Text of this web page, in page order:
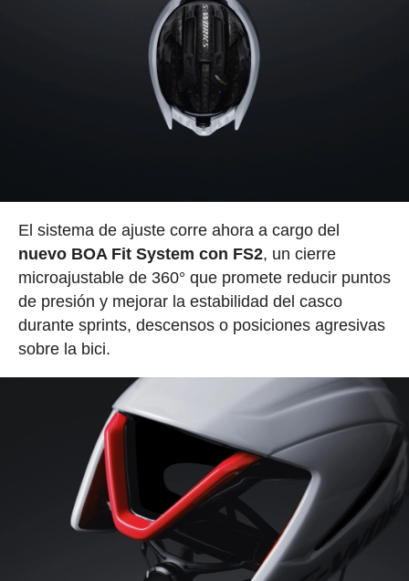
El sistema de ajuste corre ahora a cargo del
nuevo BOA Fit System con FS2, un cierre
microajustable de 360° que promete reducir puntos
de presión y mejorar la estabilidad del casco
durante sprints, descensos o posiciones agresivas
sobre la bici.